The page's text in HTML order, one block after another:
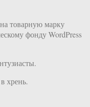
товарную марку
фонду WordPress
хрень.